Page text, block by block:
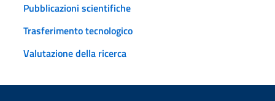
Pubblicazioni scientifiche
Trasferimento tecnologico
Valutazione della ricerca